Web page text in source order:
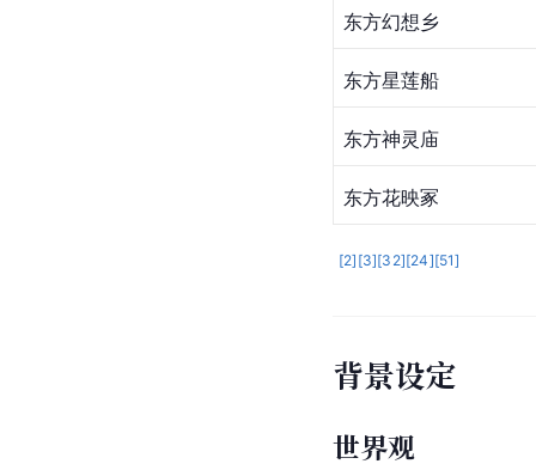
东方幻想乡
东方星莲船
东方神灵庙
东方花映冢
[2] [3][32][24][51]
背景设定
世界观